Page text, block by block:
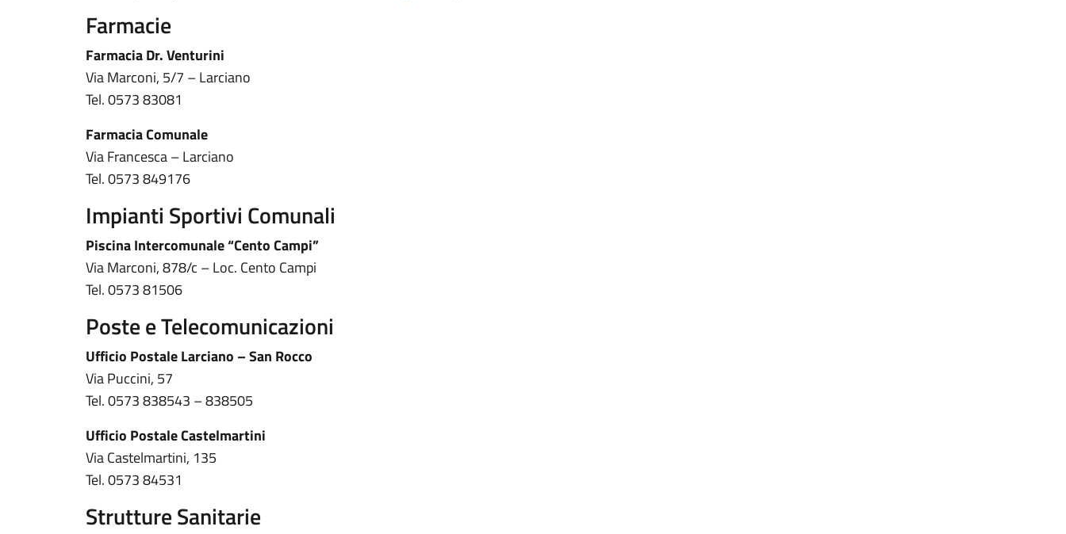
Farmacie
Farmacia Dr. Venturini
Via Marconi, 5/7 – Larciano
Tel. 0573 83081
Farmacia Comunale
Via Francesca – Larciano
Tel. 0573 849176
Impianti Sportivi Comunali
Piscina Intercomunale “Cento Campi”
Via Marconi, 878/c – Loc. Cento Campi
Tel. 0573 81506
Poste e Telecomunicazioni
Ufficio Postale Larciano – San Rocco
Via Puccini, 57
Tel. 0573 838543 – 838505
Ufficio Postale Castelmartini
Via Castelmartini, 135
Tel. 0573 84531
Strutture Sanitarie